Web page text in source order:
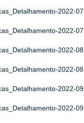
2022-07
2022-07
2022-08
2022-08
2022-09
2022-09